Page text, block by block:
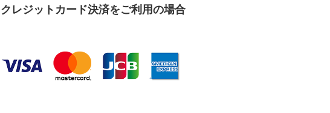
クレジットカード決済をご利用の場合